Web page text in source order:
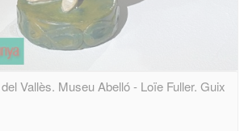
Vallès. Museu Abelló - Loïe Fuller. Guix